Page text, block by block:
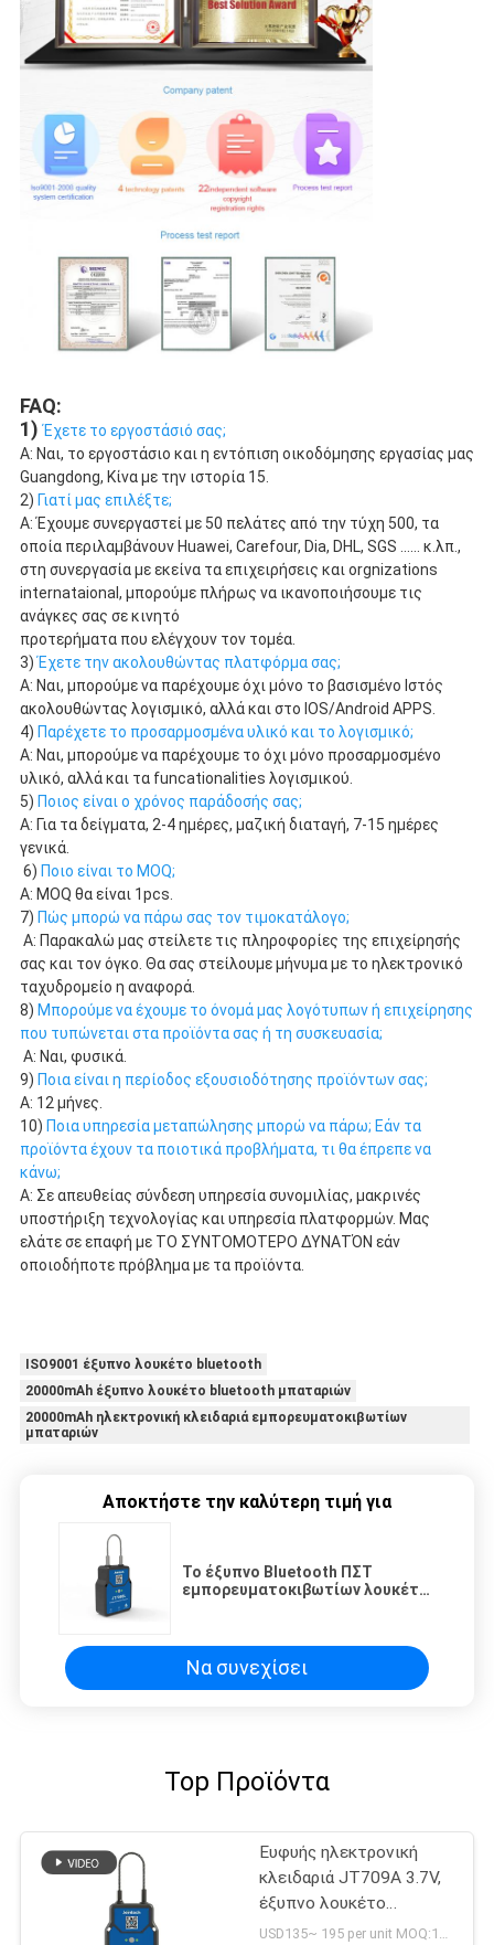
FAQ:
1) Έχετε το εργοστάσιό σας;
Α: Ναι, το εργοστάσιο και η εντόπιση οικοδόμησης εργασίας μας
Guangdong, Κίνα με την ιστορία 15.
2) Γιατί μας επιλέξτε;
Α: Έχουμε συνεργαστεί με 50 πελάτες από την τύχη 500, τα
οποία περιλαμβάνουν Huawei, Carefour, Dia, DHL, SGS ...... κ.λπ.,
στη συνεργασία με εκείνα τα επιχειρήσεις και orgnizations
internataional, μπορούμε πλήρως να ικανοποιήσουμε τις
ανάγκες σας σε κινητό
προτερήματα που ελέγχουν τον τομέα.
3) Έχετε την ακολουθώντας πλατφόρμα σας;
Α: Ναι, μπορούμε να παρέχουμε όχι μόνο το βασισμένο Ιστός
ακολουθώντας λογισμικό, αλλά και στο IOS/Android APPS.
4) Παρέχετε το προσαρμοσμένα υλικό και το λογισμικό;
Α: Ναι, μπορούμε να παρέχουμε το όχι μόνο προσαρμοσμένο
υλικό, αλλά και τα funcationalities λογισμικού.
5) Ποιος είναι ο χρόνος παράδοσής σας;
Α: Για τα δείγματα, 2-4 ημέρες, μαζική διαταγή, 7-15 ημέρες
γενικά.
6) Ποιο είναι το MOQ;
Α: MOQ θα είναι 1pcs.
7) Πώς μπορώ να πάρω σας τον τιμοκατάλογο;
Α: Παρακαλώ μας στείλετε τις πληροφορίες της επιχείρησής
σας και τον όγκο. Θα σας στείλουμε μήνυμα με το ηλεκτρονικό
ταχυδρομείο η αναφορά.
8) Μπορούμε να έχουμε το όνομά μας λογότυπων ή επιχείρησης
που τυπώνεται στα προϊόντα σας ή τη συσκευασία;
Α: Ναι, φυσικά.
9) Ποια είναι η περίοδος εξουσιοδότησης προϊόντων σας;
Α: 12 μήνες.
10) Ποια υπηρεσία μεταπώλησης μπορώ να πάρω; Εάν τα
προϊόντα έχουν τα ποιοτικά προβλήματα, τι θα έπρεπε να
κάνω;
Α: Σε απευθείας σύνδεση υπηρεσία συνομιλίας, μακρινές
υποστήριξη τεχνολογίας και υπηρεσία πλατφορμών. Μας
ελάτε σε επαφή με ΤΟ ΣΥΝΤΟΜΟΤΕΡΟ ΔΥΝΑΤΌΝ εάν
οποιοδήποτε πρόβλημα με τα προϊόντα.
ISO9001 έξυπνο λουκέτο bluetooth
20000mAh έξυπνο λουκέτο bluetooth μπαταριών
20000mAh ηλεκτρονική κλειδαριά εμπορευματοκιβωτίων
μπαταριών
Αποκτήστε την καλύτερη τιμή για
Το έξυπνο Bluetooth ΠΣΤ
εμπορευματοκιβωτίων λουκέτο
Να συνεχίσει
Top Προϊόντα
Ευφυής ηλεκτρονική
κλειδαριά JT709A 3.7V,
έξυπνο λουκέτο
4500mAh Bluetooth